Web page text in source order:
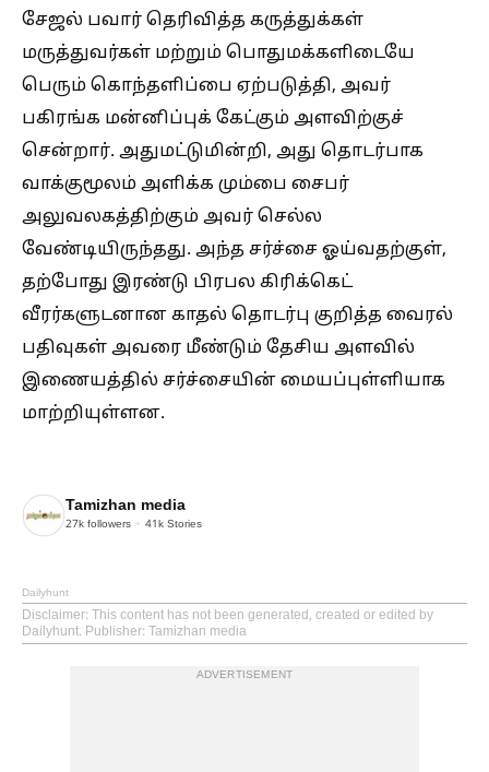
சேஜல் பவார் தெரிவித்த கருத்துக்கள்
மருத்துவர்கள் மற்றும் பொதுமக்களிடையே
பெரும் கொந்தளிப்பை ஏற்படுத்தி, அவர்
பகிரங்க மன்னிப்புக் கேட்கும் அளவிற்குச்
சென்றார். அதுமட்டுமின்றி, அது தொடர்பாக
வாக்குமூலம் அளிக்க மும்பை சைபர்
அலுவலகத்திற்கும் அவர் செல்ல
வேண்டியிருந்தது. அந்த சர்ச்சை ஓய்வதற்குள்,
தற்போது இரண்டு பிரபல கிரிக்கெட்
வீரர்களுடனான காதல் தொடர்பு குறித்த வைரல்
பதிவுகள் அவரை மீண்டும் தேசிய அளவில்
இணையத்தில் சர்ச்சையின் மையப்புள்ளியாக
மாற்றியுள்ளன.
Tamizhan media
27k followers 41k Stories
Dailyhunt
Disclaimer: This content has not been generated, created or edited by
Dailyhunt. Publisher: Tamizhan media
ADVERTISEMENT